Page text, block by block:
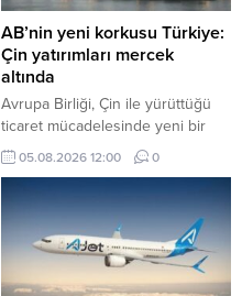
AB’nin yeni korkusu Türkiye:
Çin yatırımları mercek
altında
Avrupa Birliği, Çin ile yürüttüğü
ticaret mücadelesinde yeni bir
cepheyle karşı karşıya. Brüksel
artık Çin'den gelen ürünler kadar,
Çinli şirketlerin Türkiye ve Fas'ta
kurduğu üretim tesislerinde de
endişe duyuyor.
05.08.2026 12:00 0